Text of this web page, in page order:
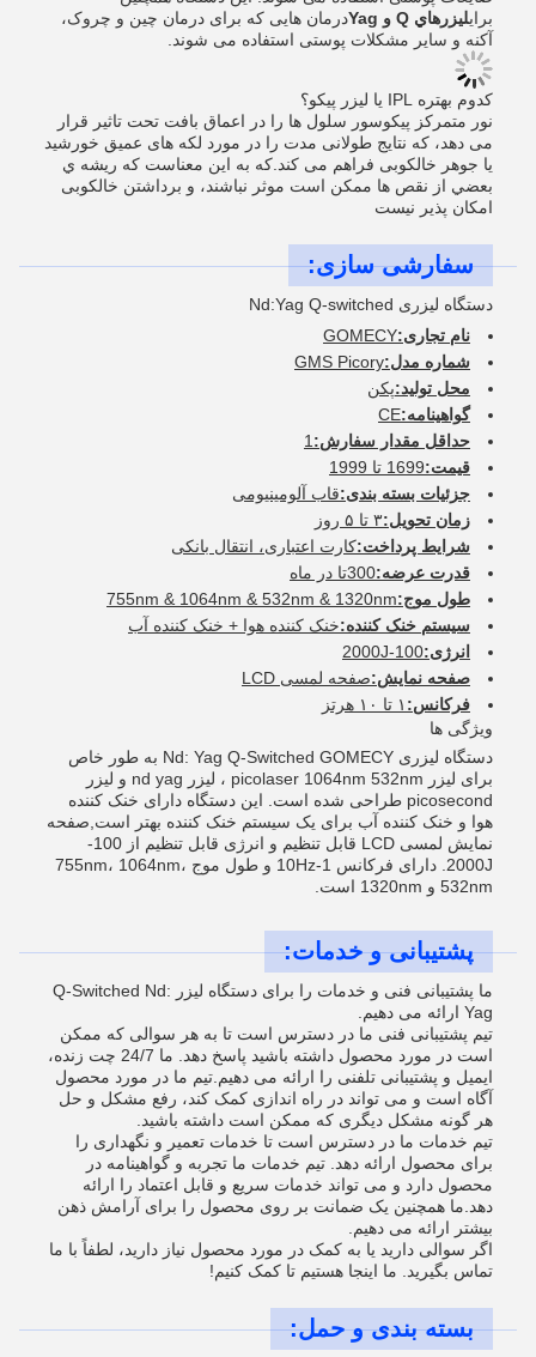
برایليزرهاي Q و Yag
درمان هایی که برای درمان چین و چروک،
آکنه و سایر مشکلات پوستی استفاده می شوند.
کدوم بهتره IPL یا لیزر پیکو؟
نور متمرکز پیکوسور سلول ها را در اعماق بافت تحت تاثیر قرار
می دهد، که نتایج طولانی مدت را در مورد لکه های عمیق خورشید
یا جوهر خالکوبی فراهم می کند.که به اين معناست که ریشه ي
بعضي از نقص ها ممکن است موثر نباشند، و برداشتن خالکوبی
امکان پذیر نیست
سفارشی سازی:
دستگاه لیزری Nd:Yag Q-switched
نام تجاری:GOMECY
شماره مدل:GMS Picory
محل تولید:پکن
گواهینامه:CE
حداقل مقدار سفارش: 1
قیمت:1699 تا 1999
جزئیات بسته بندی:قاب آلومینیومی
زمان تحویل:۳ تا ۵ روز
شرایط پرداخت:کارت اعتباری، انتقال بانکی
قدرت عرضه:300تا در ماه
طول موج:755nm & 1064nm & 532nm & 1320nm
سیستم خنک کننده:خنک کننده هوا + خنک کننده آب
انرژی:100-2000J
صفحه نمایش:صفحه لمسی LCD
فرکانس: ۱ تا ۱۰ هرتز
ویژگی ها
دستگاه لیزری Nd: Yag Q-Switched GOMECY به طور خاص
برای لیزر picolaser 1064nm 532nm ، لیزر nd yag و لیزر
picosecond طراحی شده است. این دستگاه دارای خنک کننده
هوا و خنک کننده آب برای یک سیستم خنک کننده بهتر است,صفحه
نمایش لمسی LCD قابل تنظیم و انرژی قابل تنظیم از 100-
2000J. دارای فرکانس 1-10Hz و طول موج 755nm، 1064nm،
532nm و 1320nm است.
پشتیبانی و خدمات:
ما پشتیبانی فنی و خدمات را برای دستگاه لیزر Q-Switched Nd:
Yag ارائه می دهیم.
تیم پشتیبانی فنی ما در دسترس است تا به هر سوالی که ممکن
است در مورد محصول داشته باشید پاسخ دهد. ما 24/7 چت زنده،
ایمیل و پشتیبانی تلفنی را ارائه می دهیم.تیم ما در مورد محصول
آگاه است و می تواند در راه اندازی کمک کند، رفع مشکل و حل
هر گونه مشکل دیگری که ممکن است داشته باشید.
تیم خدمات ما در دسترس است تا خدمات تعمیر و نگهداری را
برای محصول ارائه دهد. تیم خدمات ما تجربه و گواهینامه در
محصول دارد و می تواند خدمات سریع و قابل اعتماد را ارائه
دهد.ما همچنین یک ضمانت بر روی محصول را برای آرامش ذهن
بیشتر ارائه می دهیم.
اگر سوالی دارید یا به کمک در مورد محصول نیاز دارید، لطفاً با ما
تماس بگیرید. ما اینجا هستیم تا کمک کنیم!
بسته بندی و حمل: